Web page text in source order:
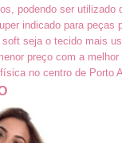
podendo ser utilizado
indicado para peças
seja o tecido mais
preço com a melhor
no centro de Porto